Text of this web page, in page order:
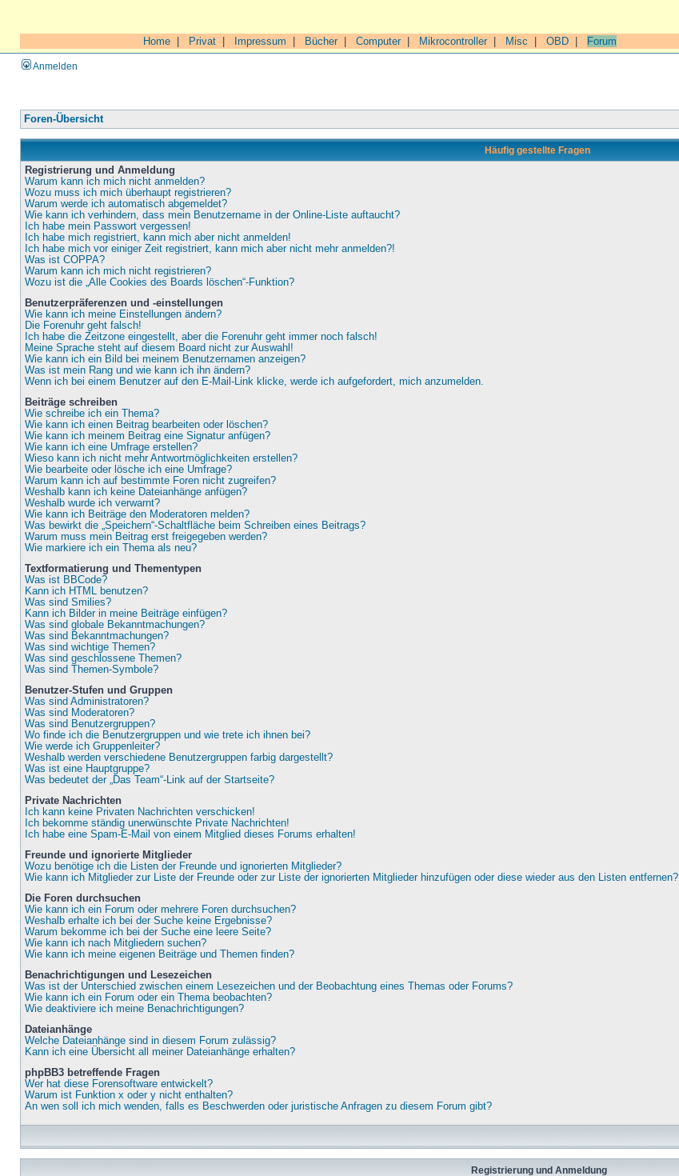
Home Privat Impressum Bücher| Computer| Mikrocontroller| Misc OBD Forum
Anmelden
Foren-Übersicht
Häufig gestellte Fragen
Registrierung und Anmeldung
Warum kann ich mich nicht anmelden?
Wozu muss ich mich überhaupt registrieren?
Warum werde ich automatisch abgemeldet?
Wie kann ich verhindern, dass mein Benutzername in der Online-Liste auftaucht?
Ich habe mein Passwort vergessen!
Ich habe mich registriert, kann mich aber nicht anmelden!
Ich habe mich vor einiger Zeit registriert, kann mich aber nicht mehr anmelden?!
Was ist COPPA?
Warum kann ich mich nicht registrieren?
Wozu ist die „Alle Cookies des Boards löschen“-Funktion?
Benutzerpräferenzen und -einstellungen
Wie kann ich meine Einstellungen ändern?
Die Forenuhr geht falsch!
Ich habe die Zeitzone eingestellt, aber die Forenuhr geht immer noch falsch!
Meine Sprache steht auf diesem Board nicht zur Auswahl!
Wie kann ich ein Bild bei meinem Benutzernamen anzeigen?
Was ist mein Rang und wie kann ich ihn ändern?
Wenn ich bei einem Benutzer auf den E-Mail-Link klicke, werde ich aufgefordert, mich anzumelden.
Beiträge schreiben
Wie schreibe ich ein Thema?
Wie kann ich einen Beitrag bearbeiten oder löschen?
Wie kann ich meinem Beitrag eine Signatur anfügen?
Wie kann ich eine Umfrage erstellen?
Wieso kann ich nicht mehr Antwortmöglichkeiten erstellen?
Wie bearbeite oder lösche ich eine Umfrage?
Warum kann ich auf bestimmte Foren nicht zugreifen?
Weshalb kann ich keine Dateianhänge anfügen?
Weshalb wurde ich verwarnt?
Wie kann ich Beiträge den Moderatoren melden?
Was bewirkt die „Speichern“-Schaltfläche beim Schreiben eines Beitrags?
Warum muss mein Beitrag erst freigegeben werden?
Wie markiere ich ein Thema als neu?
Textformatierung und Thementypen
Was ist BBCode?
Kann ich HTML benutzen?
Was sind Smilies?
Kann ich Bilder in meine Beiträge einfügen?
Was sind globale Bekanntmachungen?
Was sind Bekanntmachungen?
Was sind wichtige Themen?
Was sind geschlossene Themen?
Was sind Themen-Symbole?
Benutzer-Stufen und Gruppen
Was sind Administratoren?
Was sind Moderatoren?
Was sind Benutzergruppen?
Wo finde ich die Benutzergruppen und wie trete ich ihnen bei?
Wie werde ich Gruppenleiter?
Weshalb werden verschiedene Benutzergruppen farbig dargestellt?
Was ist eine Hauptgruppe?
Was bedeutet der „Das Team“-Link auf der Startseite?
Private Nachrichten
Ich kann keine Privaten Nachrichten verschicken!
Ich bekomme ständig unerwünschte Private Nachrichten!
Ich habe eine Spam-E-Mail von einem Mitglied dieses Forums erhalten!
Freunde und ignorierte Mitglieder
Wozu benötige ich die Listen der Freunde und ignorierten Mitglieder?
Wie kann ich Mitglieder zur Liste der Freunde oder zur Liste der ignorierten Mitglieder hinzufügen oder diese wieder aus den Listen entfernen?
Die Foren durchsuchen
Wie kann ich ein Forum oder mehrere Foren durchsuchen?
Weshalb erhalte ich bei der Suche keine Ergebnisse?
Warum bekomme ich bei der Suche eine leere Seite?
Wie kann ich nach Mitgliedern suchen?
Wie kann ich meine eigenen Beiträge und Themen finden?
Benachrichtigungen und Lesezeichen
Was ist der Unterschied zwischen einem Lesezeichen und der Beobachtung eines Themas oder Forums?
Wie kann ich ein Forum oder ein Thema beobachten?
Wie deaktiviere ich meine Benachrichtigungen?
Dateianhänge
Welche Dateianhänge sind in diesem Forum zulässig?
Kann ich eine Übersicht all meiner Dateianhänge erhalten?
phpBB3 betreffende Fragen
Wer hat diese Forensoftware entwickelt?
Warum ist Funktion x oder y nicht enthalten?
An wen soll ich mich wenden, falls es Beschwerden oder juristische Anfragen zu diesem Forum gibt?
Registrierung und Anmeldung